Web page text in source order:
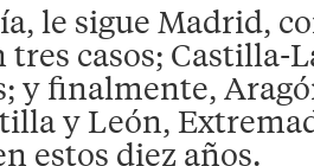
le sigue Madrid,
tres casos; Castilla-
y finalmente,
y León,
estos diez años.